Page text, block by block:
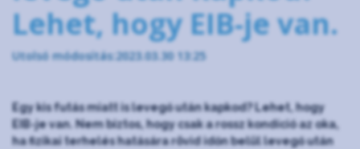
Lehet, hogy EIB-je van.
Utolsó módosítás:2023.03.30 13:25
Egy kis futás miatt is levegő után kapkod? Lehet, hogy
EIB-je van. Nem biztos, hogy csak a rossz kondíció az oka,
ha fizikai terhelés hatására rövid időn belül levegő után